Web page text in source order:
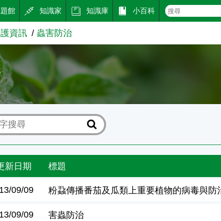
館 知識家 知識庫 小百科
資訊 蟲害防治
新日期 標題
09/09 粉蝨傳播番茄及瓜類上重要植物的病毒與防
09/09 害蟲防治